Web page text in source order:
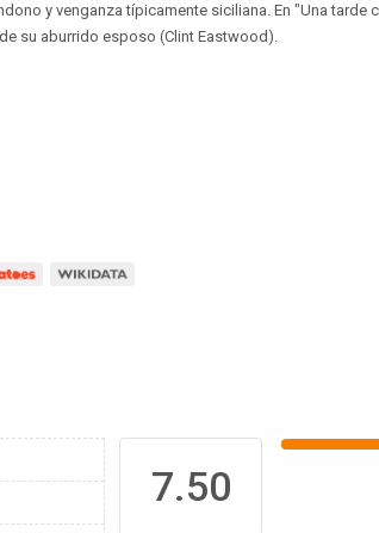
y venganza típicamente siciliana. En "Una tarde
su aburrido esposo (Clint Eastwood).
7.50